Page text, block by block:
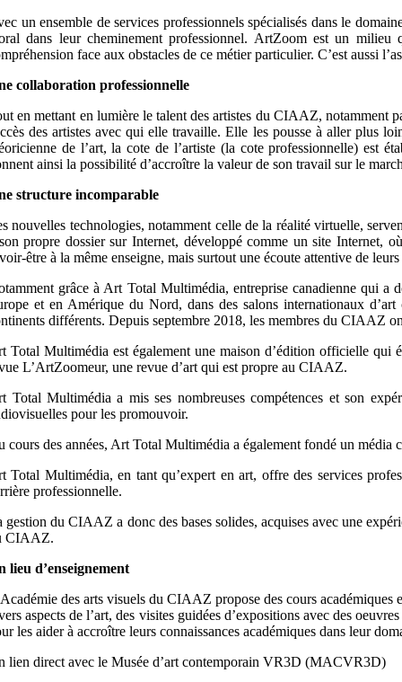
un ensemble de services professionnels spécialisés dans le
dans leur cheminement professionnel. ArtZoom est un
face aux obstacles de ce métier particulier. C’est aussi
collaboration professionnelle
en mettant en lumière le talent des artistes du CIAAZ, notamment
des artistes avec qui elle travaille. Elle les pousse à aller plus
de l’art, la cote de l’artiste (la cote professionnelle) est
ainsi la possibilité d’accroître la valeur de son travail sur le
structure incomparable
nouvelles technologies, notamment celle de la réalité virtuelle,
propre dossier sur Internet, développé comme un site Internet,
être à la même enseigne, mais surtout une écoute attentive de
grâce à Art Total Multimédia, entreprise canadienne qui a
et en Amérique du Nord, dans des salons internationaux
différents. Depuis septembre 2018, les membres du CIAAZ
Total Multimédia est également une maison d’édition officielle qui
L’ArtZoomeur, une revue d’art qui est propre au CIAAZ.
Total Multimédia a mis ses nombreuses compétences et son
pour les promouvoir.
cours des années, Art Total Multimédia a également fondé un
Total Multimédia, en tant qu’expert en art, offre des services
professionnelle.
gestion du CIAAZ a donc des bases solides, acquises avec une
CIAAZ.
lieu d’enseignement
des arts visuels du CIAAZ propose des cours académiques
aspects de l’art, des visites guidées d’expositions avec des
les aider à accroître leurs connaissances académiques dans leur
lien direct avec le Musée d’art contemporain VR3D (MACVR3D)